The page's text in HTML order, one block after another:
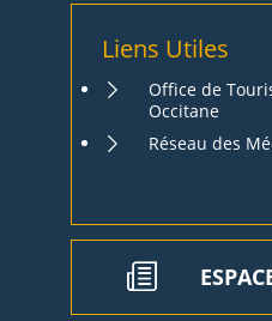
Liens Utiles
Office de
Occitane
Réseau des